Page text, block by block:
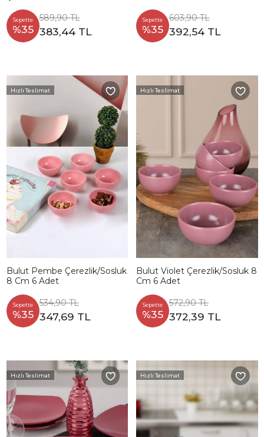
Sepette
%35
589,90 TL
383,44 TL
Sepette
%35
603,90 TL
392,54 TL
Hızlı Teslimat
Bulut Pembe Çerezlik/Sosluk
8 Cm 6 Adet
Sepette
%35
534,90 TL
347,69 TL
Hızlı Teslimat
Bulut Violet Çerezlik/Sosluk 8
Cm 6 Adet
Sepette
%35
572,90 TL
372,39 TL
Hızlı Teslimat Hızlı Teslimat